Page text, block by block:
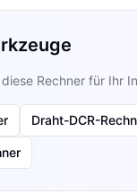
Rechner für Ihr
Draht-DCR-